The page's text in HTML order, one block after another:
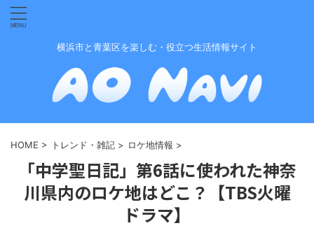
横浜市と青葉区を楽しむ・役立つ生活情報サイト
HOME > トレンド・雑記 > ロケ地情報 >
「中学聖日記」第6話に使われた神奈
川県内のロケ地はどこ？【TBS火曜
ドラマ】